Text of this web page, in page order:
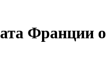
Франции о